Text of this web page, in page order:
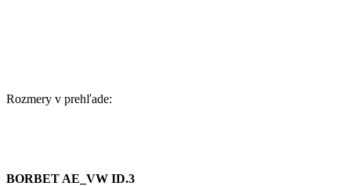
Rozmery v prehľade:
BORBET AE_VW ID.3